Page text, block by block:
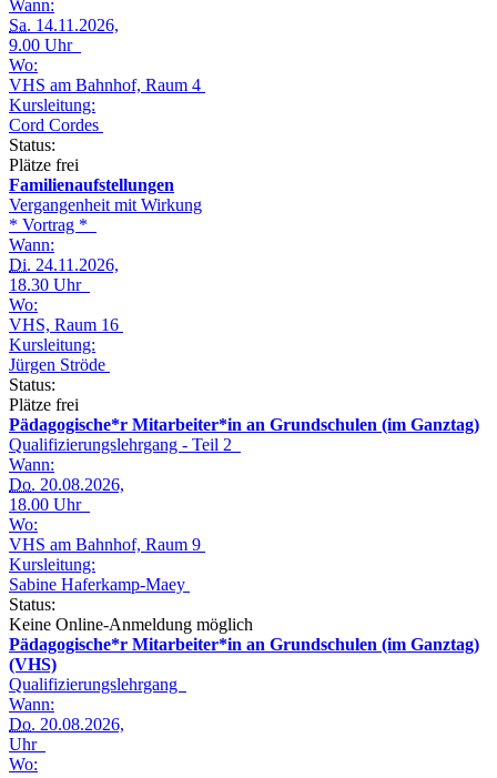
Wann:
Sa. 14.11.2026,
9.00 Uhr
Wo:
VHS am Bahnhof, Raum 4
Kursleitung:
Cord Cordes
Status:
Plätze frei
Familienaufstellungen
Vergangenheit mit Wirkung
* Vortrag *
Wann:
Di. 24.11.2026,
18.30 Uhr
Wo:
VHS, Raum 16
Kursleitung:
Jürgen Ströde
Status:
Plätze frei
Pädagogische*r Mitarbeiter*in an Grundschulen (im Ganztag)
Qualifizierungslehrgang - Teil 2
Wann:
Do. 20.08.2026,
18.00 Uhr
Wo:
VHS am Bahnhof, Raum 9
Kursleitung:
Sabine Haferkamp-Maey
Status:
Keine Online-Anmeldung möglich
Pädagogische*r Mitarbeiter*in an Grundschulen (im Ganztag)
(VHS)
Qualifizierungslehrgang
Wann:
Do. 20.08.2026,
Uhr
Wo: